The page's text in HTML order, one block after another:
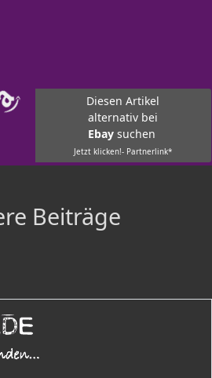
Diesen Artikel
alternativ bei
Ebay suchen
Jetzt klicken!- Partnerlink*
Beiträge